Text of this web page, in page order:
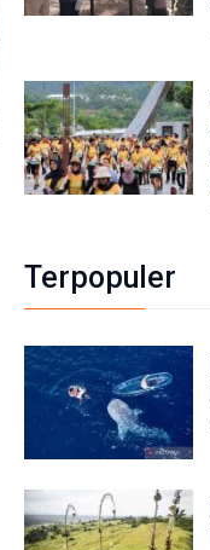
Terpopuler